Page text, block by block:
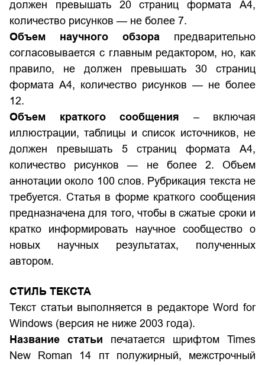
должен превышать 20 страниц формата А4,
количество рисунков — не более 7.
Объем научного обзора предварительно
согласовывается с главным редактором, но, как
правило, не должен превышать 30 страниц
формата А4, количество рисунков — не более
12.
Объем краткого сообщения – включая
иллюстрации, таблицы и список источников, не
должен превышать 5 страниц формата А4,
количество рисунков — не более 2. Объем
аннотации около 100 слов. Рубрикация текста не
требуется. Статья в форме краткого сообщения
предназначена для того, чтобы в сжатые сроки и
кратко информировать научное сообщество о
новых научных результатах, полученных
автором.
СТИЛЬ ТЕКСТА
Текст статьи выполняется в редакторе Word for
Windows (версия не ниже 2003 года).
Название статьи печатается шрифтом Times
New Roman 14 пт полужирный, межстрочный